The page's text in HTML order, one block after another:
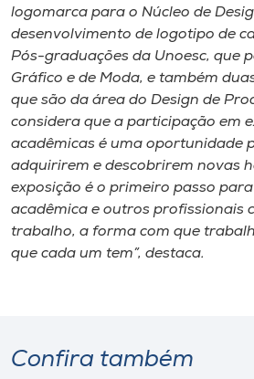
logomarca para o Núcleo de
desenvolvimento de logotipo de
Pós-graduações da Unoesc, que
Gráfico e de Moda, e também
que são da área do Design de
considera que a participação em
acadêmicas é uma oportunidade
adquirirem e descobrirem novas
exposição é o primeiro passo
acadêmica e outros profissionais
trabalho, a forma com que
que cada um tem”, destaca.
Confira também